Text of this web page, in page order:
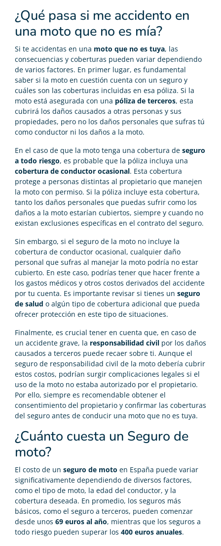
¿Qué pasa si me accidento en
una moto que no es mía?
Si te accidentas en una moto que no es tuya, las
consecuencias y coberturas pueden variar dependiendo
de varios factores. En primer lugar, es fundamental
saber si la moto en cuestión cuenta con un seguro y
cuáles son las coberturas incluidas en esa póliza. Si la
moto está asegurada con una póliza de terceros, esta
cubrirá los daños causados a otras personas y sus
propiedades, pero no los daños personales que sufras tú
como conductor ni los daños a la moto.
En el caso de que la moto tenga una cobertura de seguro
a todo riesgo, es probable que la póliza incluya una
cobertura de conductor ocasional. Esta cobertura
protege a personas distintas al propietario que manejen
la moto con permiso. Si la póliza incluye esta cobertura,
tanto los daños personales que puedas sufrir como los
daños a la moto estarían cubiertos, siempre y cuando no
existan exclusiones específicas en el contrato del seguro.
Sin embargo, si el seguro de la moto no incluye la
cobertura de conductor ocasional, cualquier daño
personal que sufras al manejar la moto podría no estar
cubierto. En este caso, podrías tener que hacer frente a
los gastos médicos y otros costos derivados del accidente
por tu cuenta. Es importante revisar si tienes un seguro
de salud o algún tipo de cobertura adicional que pueda
ofrecer protección en este tipo de situaciones.
Finalmente, es crucial tener en cuenta que, en caso de
un accidente grave, la responsabilidad civil por los daños
causados a terceros puede recaer sobre ti. Aunque el
seguro de responsabilidad civil de la moto debería cubrir
estos costos, podrían surgir complicaciones legales si el
uso de la moto no estaba autorizado por el propietario.
Por ello, siempre es recomendable obtener el
consentimiento del propietario y confirmar las coberturas
del seguro antes de conducir una moto que no es tuya.
¿Cuánto cuesta un Seguro de
moto?
El costo de un seguro de moto en España puede variar
significativamente dependiendo de diversos factores,
como el tipo de moto, la edad del conductor, y la
cobertura deseada. En promedio, los seguros más
básicos, como el seguro a terceros, pueden comenzar
desde unos 69 euros al año, mientras que los seguros a
todo riesgo pueden superar los 400 euros anuales.